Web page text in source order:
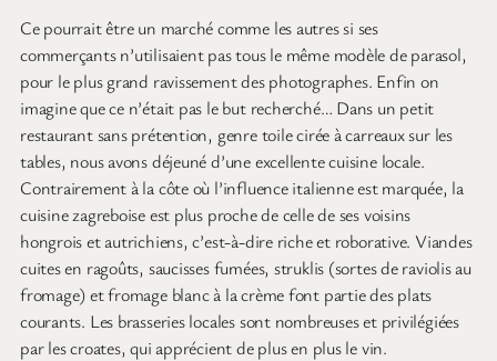
Ce pourrait être un marché comme les autres si ses
commerçants n’utilisaient pas tous le même modèle de parasol,
pour le plus grand ravissement des photographes. Enfin on
imagine que ce n’était pas le but recherché… Dans un petit
restaurant sans prétention, genre toile cirée à carreaux sur les
tables, nous avons déjeuné d’une excellente cuisine locale.
Contrairement à la côte où l’influence italienne est marquée, la
cuisine zagreboise est plus proche de celle de ses voisins
hongrois et autrichiens, c’est-à-dire riche et roborative. Viandes
cuites en ragoûts, saucisses fumées, struklis (sortes de raviolis au
fromage) et fromage blanc à la crème font partie des plats
courants. Les brasseries locales sont nombreuses et privilégiées
par les croates, qui apprécient de plus en plus le vin.